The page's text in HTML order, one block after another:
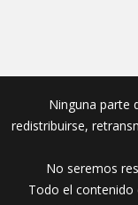
Ninguna parte
redistribuirse,
No seremos
Todo el contenido